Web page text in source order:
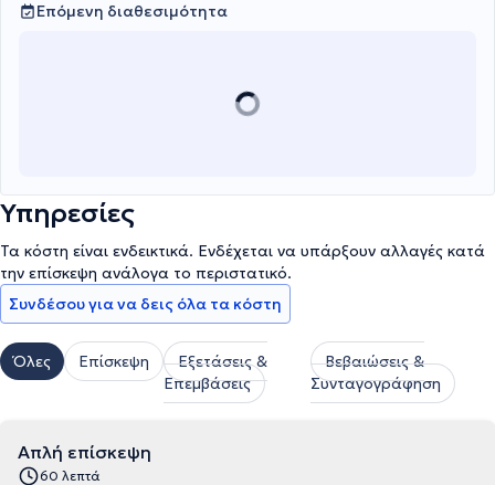
Επόμενη διαθεσιμότητα
Υπηρεσίες
Τα κόστη είναι ενδεικτικά. Ενδέχεται να υπάρξουν αλλαγές κατά
την επίσκεψη ανάλογα το περιστατικό.
Συνδέσου για να δεις όλα τα κόστη
Όλες Επίσκεψη
Εξετάσεις &
Επεμβάσεις
Βεβαιώσεις &
Συνταγογράφηση
Απλή επίσκεψη
60 λεπτά